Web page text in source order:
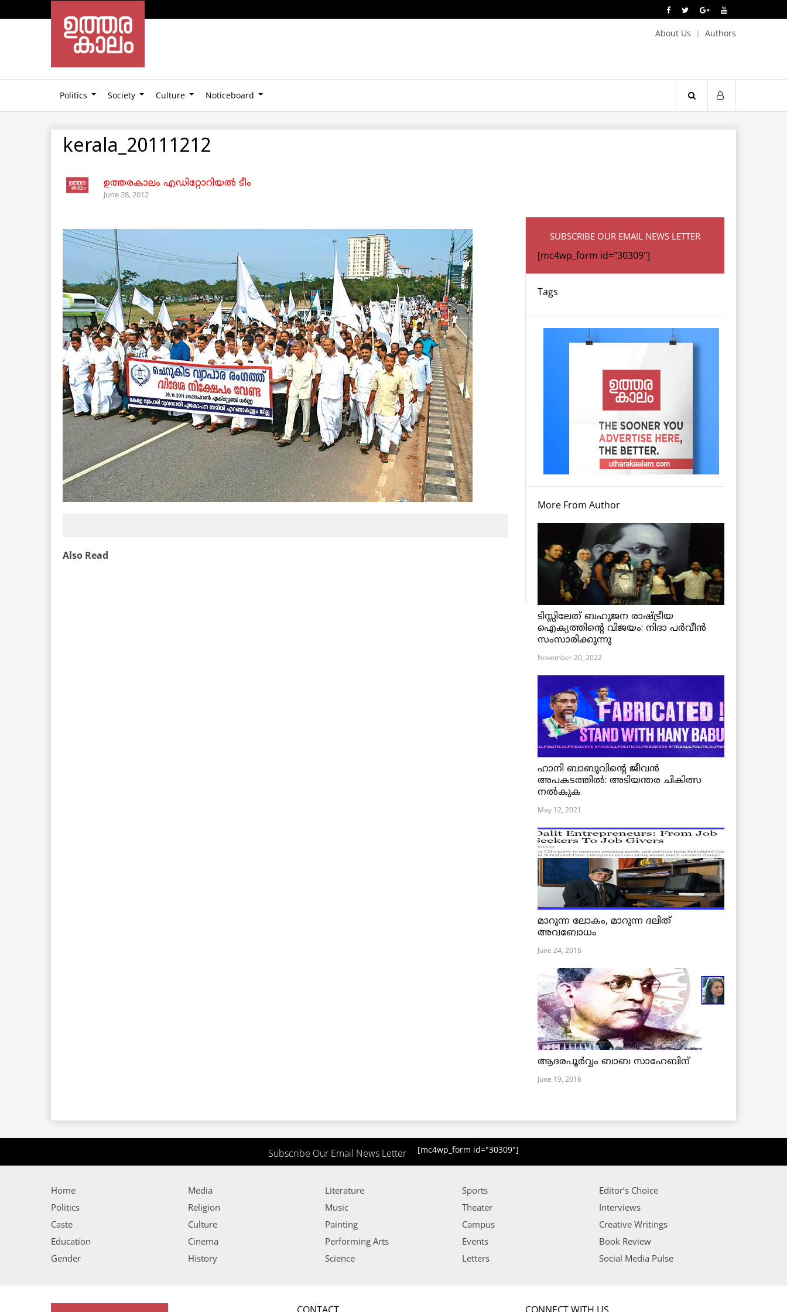
About Us Authors
Politics Society Culture Noticeboard
kerala_20111212
ഉത്തരകാലം എഡിറ്റോറിയല്‍ ടീം
June 28, 2012
Also Read
SUBSCRIBE OUR EMAIL NEWS LETTER
[mc4wp_form id="30309"]
Tags
More From Author
ടിസ്സിലേത് ബഹുജന രാഷ്ട്രീയ
ഐക്യത്തിന്റെ വിജയം: നിദാ പർവീൻ
സംസാരിക്കുന്നു
November 20, 2022
ഹാനി ബാബുവിന്റെ ജീവൻ
അപകടത്തിൽ: അടിയന്തര ചികിത്സ
നൽകുക
May 12, 2021
മാറുന്ന ലോകം, മാറുന്ന ദലിത്
അവബോധം
June 24, 2016
ആദരപൂര്‍വ്വം ബാബ സാഹേബിന്
June 19, 2016
Subscribe Our Email News Letter [mc4wp_form id="30309"]
Home
Politics
Caste
Education
Gender
Media
Religion
Culture
Cinema
History
Literature
Music
Painting
Performing Arts
Science
Sports
Theater
Campus
Events
Letters
Editor’s Choice
Interviews
Creative Writings
Book Review
Social Media Pulse